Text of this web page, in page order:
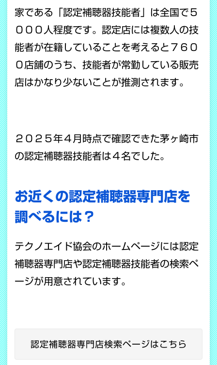
家である「認定補聴器技能者」は全国で５
０００人程度です。認定店には複数人の技
能者が在籍していることを考えると７６０
０店舗のうち、技能者が常勤している販売
店はかなり少ないことが推測されます。
２０２５年４月時点で確認できた茅ヶ崎市
の認定補聴器技能者は４名でした。
お近くの認定補聴器専門店を
調べるには？
テクノエイド協会のホームページには認定
補聴器専門店や認定補聴器技能者の検索ペ
ージが用意されています。
認定補聴器専門店検索ページはこちら